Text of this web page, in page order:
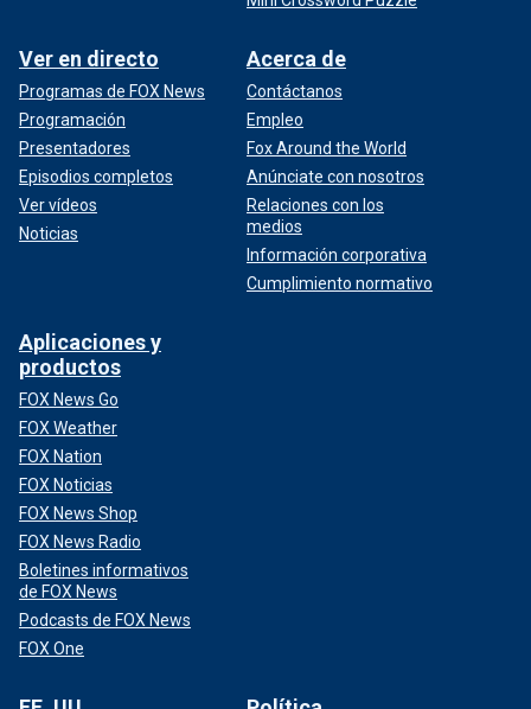
Ver en directo
Programas de FOX News
Programación
Presentadores
Episodios completos
Ver vídeos
Noticias
Acerca de
Contáctanos
Empleo
Fox Around the World
Anúnciate con nosotros
Relaciones con los
medios
Información corporativa
Cumplimiento normativo
Aplicaciones y
productos
FOX News Go
FOX Weather
FOX Nation
FOX Noticias
FOX News Shop
FOX News Radio
Boletines informativos
de FOX News
Podcasts de FOX News
FOX One